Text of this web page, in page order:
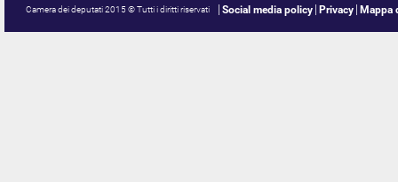
Camera dei deputati 2015 © Tutti i diritti riservati Social media policy Privacy Mappa